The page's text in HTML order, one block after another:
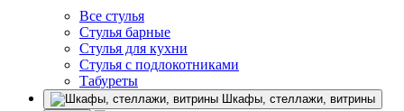
Все стулья
Стулья барные
Стулья для кухни
Стулья с подлокотниками
Табуреты
Шкафы, стеллажи, витрины